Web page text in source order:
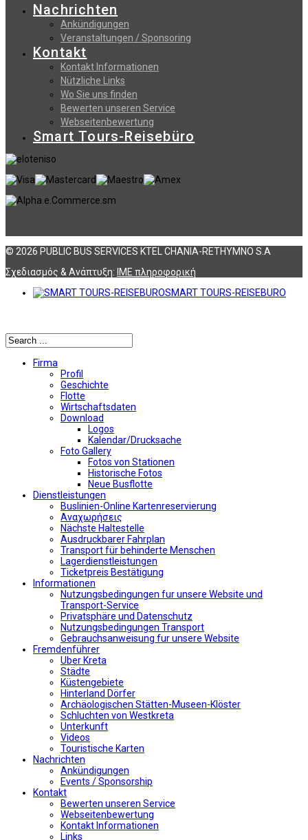
Nachrichten
Ankündigungen
Veranstaltungen / Sponsoring
Kontakt
Kontakt Informationen
Nützliche Links
Wo Sie uns finden
Bewerten unseren Service
Webseitenbewertung
Smart Tours-Reisebüro
© 2026 PUBLIC BUS SERVICES KTEL CHANIA-RETHYMNO S.A
Σχεδιασμός & Ανάπτυξη: ΙΜΕ πληροφορική
SMART TOURS-REISEBURO
Firma
Profil
Geschichte
Flotte
Wirtschaftsdaten
Download
Logos
Kalendar/Drucksache
Foto Gallery
Fotos von Stationen
Historische Fotos
Neue Busflotte
Dienstleistungen
Buslinien-Online Kartenreservierung
Αναχωρήσεις
Nächste Haltestelle
Αusdruckbarer Fahrplan
Transport für behinderte Menschen
Lagerdienstleistungen
Ticketpreis Bestätigung
Informationen
Nutzungsbedingungen fur unsere Website und
Transport-Service
Privatsphäre und Datenschutz
Nutzungsbedingungen Transport
Gebrauchsanweisung fur unsere Website
Fremdenführer
Uber Kreta
Städte
Küstengebiete
Hinterland Dörfer
Archäologischen Stätten-Museen-Klöster
Schluchten von Westkreta
Unterkunft
Videos
Touristische Karten
Nachrichten
Ankündigungen
Events / Sponsorship
Kontakt
Bewerten unseren Service
Webseitenbewertung
Kontakt Informationen
Links